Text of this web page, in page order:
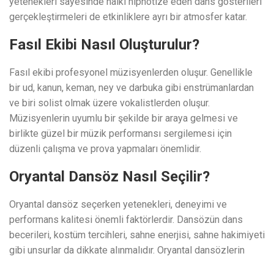
gerçekleştirmeleri de etkinliklere ayrı bir atmosfer katar.
Fasıl Ekibi Nasıl Oluşturulur?
Fasıl ekibi profesyonel müzisyenlerden oluşur. Genellikle
bir ud, kanun, keman, ney ve darbuka gibi enstrümanlardan
ve biri solist olmak üzere vokalistlerden oluşur.
Müzisyenlerin uyumlu bir şekilde bir araya gelmesi ve
birlikte güzel bir müzik performansı sergilemesi için
düzenli çalışma ve prova yapmaları önemlidir.
Oryantal Dansöz Nasıl Seçilir?
Oryantal dansöz seçerken yetenekleri, deneyimi ve
performans kalitesi önemli faktörlerdir. Dansözün dans
becerileri, kostüm tercihleri, sahne enerjisi, sahne hakimiyeti
gibi unsurlar da dikkate alınmalıdır. Oryantal dansözlerin